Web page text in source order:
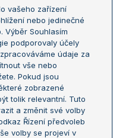
Open
vašeho zařízení
nebo jedinečné
Výběr Souhlasím
podporovaly účely
údaje za
vše nebo
Pokud jsou
zobrazené
tolik relevantní. Tuto
a změnit své volby
Řízení předvoleb
volby se projeví v